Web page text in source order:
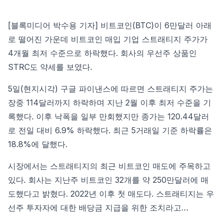
[블록미디어 박수용 기자] 비트코인(BTC)이 6만달러 아래
로 떨어진 가운데 비트코인 매입 기업 스트래티지 주가가
4개월 최저 수준으로 하락했다. 회사의 우선주 상품인
STRC도 약세를 보였다.
5일(현지시각) 구글 파이낸스에 따르면 스트래티지 주가는
장중 114달러까지 하락하며 지난 2월 이후 최저 수준을 기
록했다. 이후 낙폭을 일부 만회했지만 종가는 120.44달러
로 전일 대비 6.9% 하락했다. 최근 5거래일 기준 하락률은
18.8%에 달했다.
시장에서는 스트래티지의 최근 비트코인 매도에 주목하고
있다. 회사는 지난주 비트코인 32개를 약 250만달러에 매
도했다고 밝혔다. 2022년 이후 첫 매도다. 스트래티지는 우
선주 투자자에 대한 배당금 지급을 위한 조치라고…